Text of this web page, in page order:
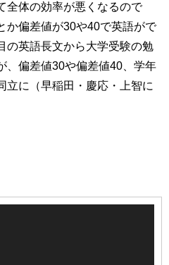
全体の効率が悪くなるので
か偏差値が30や40で英語がで
の英語長文から大学受験の勉
、偏差値30や偏差値40、学年
立に（早稲田・慶応・上智に